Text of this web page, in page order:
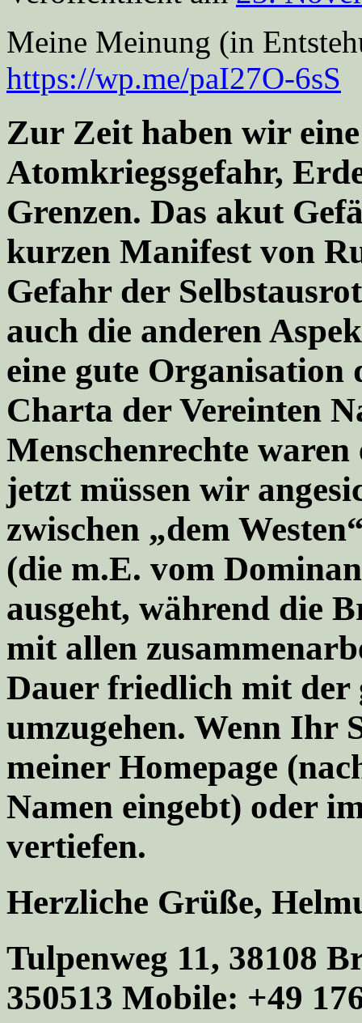
Meine Meinung (in
https://wp.me/paI27O-6sS
Zur Zeit haben wir
Atomkriegsgefahr,
Grenzen. Das akut
kurzen Manifest von
Gefahr der
auch die anderen
eine gute Organisation
Charta der Vereinten
Menschenrechte
jetzt müssen wir
zwischen „dem
(die m.E. vom
ausgeht, während die
mit allen
Dauer friedlich mit der
umzugehen. Wenn Ihr
meiner Homepage
Namen eingebt) oder
vertiefen.
Herzliche Grüße,
Tulpenweg 11, 38108
350513 Mobile: +49